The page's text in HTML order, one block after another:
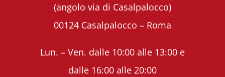
(angolo via di Casalpalocco)
00124 Casalpalocco – Roma
Lun. – Ven. dalle 10:00 alle 13:00 e
dalle 16:00 alle 20:00